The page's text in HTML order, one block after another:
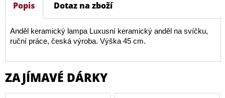
Popis Dotaz na zboží
Anděl keramický lampa Luxusní keramický anděl na svíčku,
ruční práce, česká výroba. Výška 45 cm.
ZAJÍMAVÉ DÁRKY